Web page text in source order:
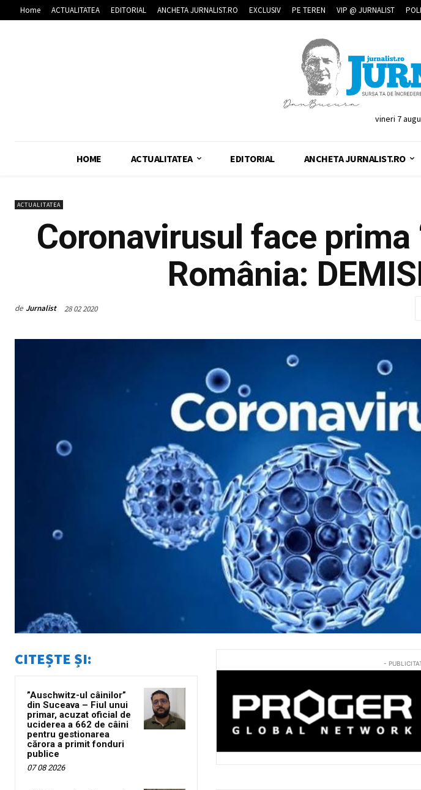
Home ACTUALITATEA EDITORIAL ANCHETA JURNALIST.RO EXCLUSIV PE TEREN VIP @ JURNALIST
vineri 7
HOME ACTUALITATEA EDITORIAL ANCHETA JURNALIST.RO
ACTUALITATEA
Coronavirusul face prima
România:
de Jurnalist 28 02 2020
CITEȘTE ȘI:
”Auschwitz-ul câinilor”
din Suceava – Fiul unui
primar, acuzat oficial de
uciderea a 662 de câini
pentru gestionarea
cărora a primit fonduri
publice
07 08 2026
-